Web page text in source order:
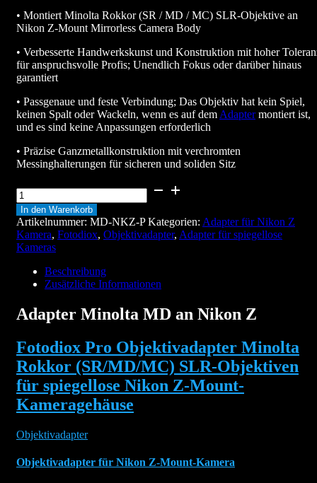
• Montiert Minolta Rokkor (SR / MD / MC) SLR-Objektive an
Nikon Z-Mount Mirrorless Camera Body
• Verbesserte Handwerkskunst und Konstruktion mit hoher
für anspruchsvolle Profis; Unendlich Fokus oder darüber hinaus
garantiert
• Passgenaue und feste Verbindung; Das Objektiv hat kein Spiel,
keinen Spalt oder Wackeln, wenn es auf dem Adaptermontiert ist,
und es sind keine Anpassungen erforderlich
• Präzise Ganzmetallkonstruktion mit verchromten
Messinghalterungen für sicheren und soliden Sitz
Adapter
Minolta
MD
an
Nikon
Z
In den Warenkorb
Artikelnummer: MD-NKZ-P Kategorien: Adapter für Nikon Z
Kamera, Fotodiox, Objektivadapter, Adapter für spiegellose
Kameras
Beschreibung
Zusätzliche Informationen
Adapter Minolta MD an Nikon Z
Fotodiox Pro Objektivadapter Minolta
Rokkor (SR/MD/MC) SLR-Objektiven
für spiegellose Nikon Z-Mount-
Kameragehäuse
Objektivadapter
Objektivadapter für Nikon Z-Mount-Kamera